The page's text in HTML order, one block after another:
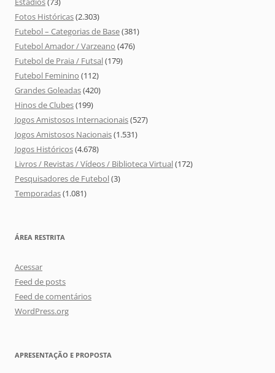
Fotos Históricas(2.303)
Futebol – Categorias de Base(381)
Futebol Amador / Varzeano (476)
Futebol de Praia / Futsal(179)
Futebol Feminino (112)
Grandes Goleadas(420)
Hinos de Clubes(199)
Jogos Amistosos Internacionais(527)
Jogos Amistosos Nacionais(1.531)
Jogos Históricos(4.678)
Livros / Revistas / Vídeos / Biblioteca Virtual(172)
Pesquisadores de Futebol(3)
Temporadas(1.081)
ÁREA RESTRITA
Acessar
Feed de posts
Feed de comentários
WordPress.org
APRESENTAÇÃO E PROPOSTA